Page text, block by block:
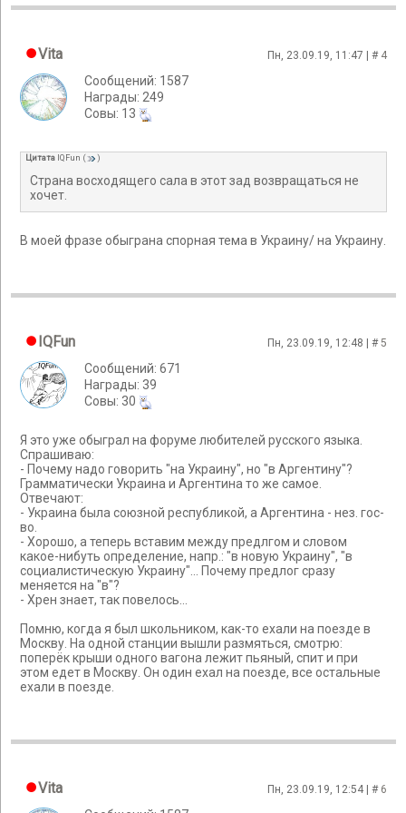
Vita Пн, 23.09.19, 11:47 | # 4
Сообщений: 1587
Награды: 249
Cовы: 13
Цитата IQFun ( )
Страна восходящего сала в этот зад возвращаться не
хочет.
В моей фразе обыграна спорная тема в Украину/ на Украину.
IQFun Пн, 23.09.19, 12:48 | #5
Сообщений: 671
Награды: 39
Cовы: 30
Я это уже обыграл на форуме любителей русского языка.
Спрашиваю:
- Почему надо говорить "на Украину", но "в Аргентину"?
Грамматически Украина и Аргентина то же самое.
Отвечают:
- Украина была союзной республикой, а Аргентина - нез. гос-
во.
- Хорошо, а теперь вставим между предлгом и словом
какое-нибуть определение, напр.: "в новую Украину", "в
социалистическую Украину"... Почему предлог сразу
меняется на "в"?
- Хрен знает, так повелось...
Помню, когда я был школьником, как-то ехали на поезде в
Москву. На одной станции вышли размяться, смотрю:
поперёк крыши одного вагона лежит пьяный, спит и при
этом едет в Москву. Он один ехал на поезде, все остальные
ехали в поезде.
Vita Пн, 23.09.19, 12:54 | # 6